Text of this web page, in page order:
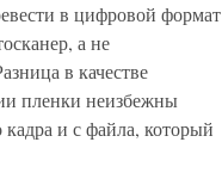
в цифровой формат
а не
в качестве
пленки неизбежны
и с файла, который